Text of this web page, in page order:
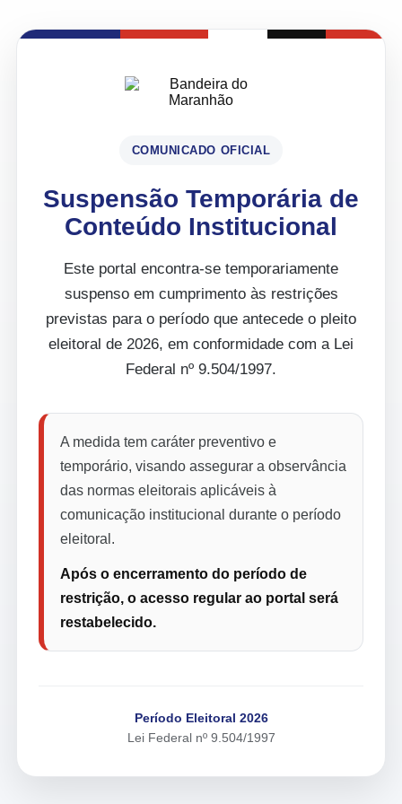
COMUNICADO OFICIAL
Suspensão Temporária de
Conteúdo Institucional
Este portal encontra-se temporariamente
suspenso em cumprimento às restrições
previstas para o período que antecede o pleito
eleitoral de 2026, em conformidade com a Lei
Federal nº 9.504/1997.
A medida tem caráter preventivo e
temporário, visando assegurar a observância
das normas eleitorais aplicáveis à
comunicação institucional durante o período
eleitoral.
Após o encerramento do período de
restrição, o acesso regular ao portal será
restabelecido.
Período Eleitoral 2026
Lei Federal nº 9.504/1997